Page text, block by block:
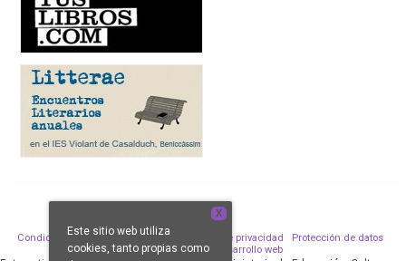
Condiciones de venta Aviso legal Política de privacidad
Protección de datos
Política de Cookies
Desarrollo web
X
Este sitio web utiliza
cookies, tanto propias como